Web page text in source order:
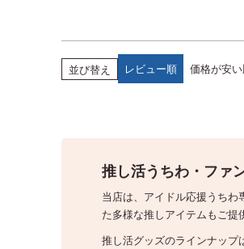
並び替え レビュー順 価格が安
推し活うちわ・ファ
当店は、アイドル応援うち
た多様な推しアイテムもご提
推し活グッズのラインナッ